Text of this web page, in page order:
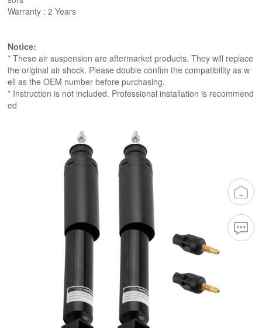
Warranty : 2 Years
Notice:
* These air suspension are aftermarket products. They will replace
the original air shock. Please double confim the compatibility as w
ell as the OEM number before purchasing.
* Instruction is not included. Professional installation is recommend
ed